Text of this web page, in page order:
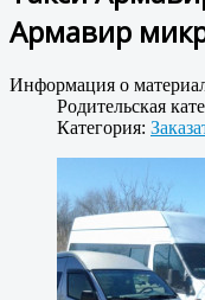
Армавир
Информация о
Родительская
Категория: